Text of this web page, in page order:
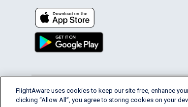
English (USA) 2026 FlightAware Terms of
FlightAware uses cookies to keep our site free, enhance
clicking “Allow All”, you agree to storing cookies on your